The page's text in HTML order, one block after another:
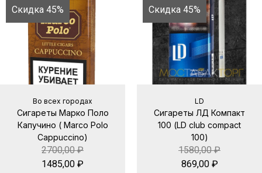
Скидка 45%
Во всех городах
Сигареты Марко Поло
Капучино ( Marco Polo
Cappuccino)
2700,00₽
1485,00 ₽
Скидка 45%
LD
Сигареты ЛД Компакт
100 (LD club compact
100)
1580,00₽
869,00 ₽